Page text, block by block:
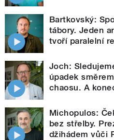
Bartkovský:
tábory. Jeden
tvoří paralelní
Joch:
úpadek
chaosu. A
Michopulos:
bez střelby.
džihádem vůči